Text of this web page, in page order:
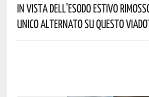
In Vista Dell’esodo Estivo
Unico Alternato Su Questo